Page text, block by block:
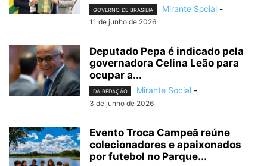
GOVERNO DE BRASÍLIA Mirante Social -
11 de junho de 2026
Deputado Pepa é indicado pela
governadora Celina Leão para
ocupar a...
DA REDAÇÃO Mirante Social -
3 de junho de 2026
Evento Troca Campeã reúne
colecionadores e apaixonados
por futebol no Parque...